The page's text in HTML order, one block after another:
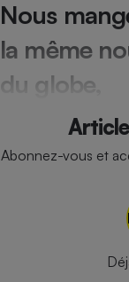
Nous
la même
du globe,
Abonnez-vous et